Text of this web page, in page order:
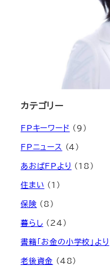
カテゴリー
FPキーワード (9)
FPニュース (4)
あおばFPより (18)
住まい (1)
保険 (8)
暮らし (24)
書籍「お金の小学校」より
老後資金 (48)